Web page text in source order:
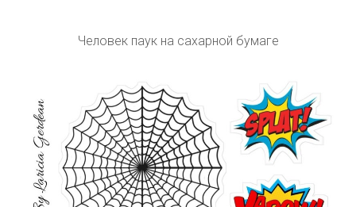
Человек паук на сахарной бумаге